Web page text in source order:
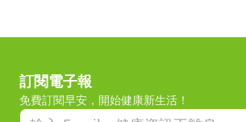
訂閱電子報
免費訂閱早安，開始健康新生活！